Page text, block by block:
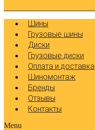
Шины
Грузовые шины
Диски
Грузовые диски
Оплата и доставка
Шиномонтаж
Бренды
Отзывы
Контакты
Menu